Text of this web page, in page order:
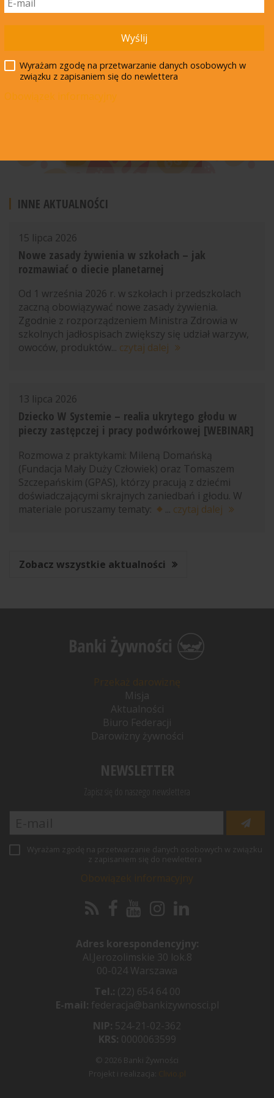
INNE AKTUALNOŚCI
15 lipca 2026
Nowe zasady żywienia w szkołach – jak
rozmawiać o diecie planetarnej
Od 1 września 2026 r. w szkołach i przedszkolach
zaczną obowiązywać nowe zasady żywienia.
Zgodnie z rozporządzeniem Ministra Zdrowia w
szkolnych jadłospisach zwiększy się udział warzyw,
owoców, produktów... czytaj dalej
13 lipca 2026
Dziecko W Systemie – realia ukrytego głodu w
pieczy zastępczej i pracy podwórkowej [WEBINAR]
Rozmowa z praktykami: Mileną Domańską
(Fundacja Mały Duży Człowiek) oraz Tomaszem
Szczepańskim (GPAS), którzy pracują z dziećmi
doświadczającymi skrajnych zaniedbań i głodu. W
materiale poruszamy tematy:
... czytaj dalej
Zobacz wszystkie aktualności
Misja
Aktualności
Biuro Federacji
Darowizny żywności
NEWSLETTER
Zapisz się do naszego newslettera
Wyrażam zgodę na przetwarzanie danych osobowych w związku
z zapisaniem się do newlettera
Adres korespondencyjny:
Al.Jerozolimskie 30 lok.8
00-024 Warszawa
Tel.: (22) 654 64 00
E-mail: federacja@bankizywnosci.pl
NIP: 524-21-02-362
KRS: 0000063599
© 2026 Banki Żywności
Projekt i realizacja:
Wyślij
Wyrażam zgodę na przetwarzanie danych osobowych w
związku z zapisaniem się do newlettera
Obowiązek informacyjny